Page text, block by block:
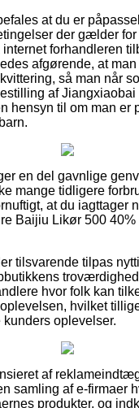
at du er
der gælder for
forhandleren
afgørende, at
så man når
af
hensyn til om man er
en del gavnlige
mange tidligere
at du iagttager
Baijiu Likør 500 40%
tilsvarende tilpas
hvor folk kan
hvilket
oplevelser.
af
samling af e-firmaer
produkter, og